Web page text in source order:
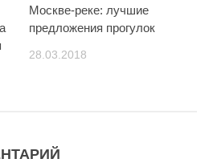
Москве-реке: лучшие
предложения прогулок
28.03.2018